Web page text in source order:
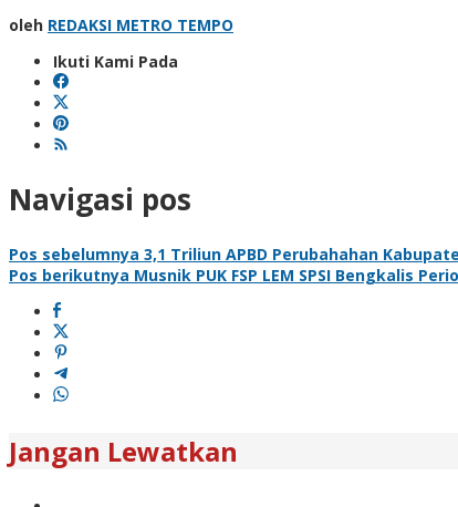
oleh REDAKSI METRO TEMPO
Ikuti Kami Pada
Navigasi pos
Pos sebelumnya 3,1 Triliun APBD Perubahahan
Pos berikutnya Musnik PUK FSP LEM SPSI Bengkalis
Jangan Lewatkan